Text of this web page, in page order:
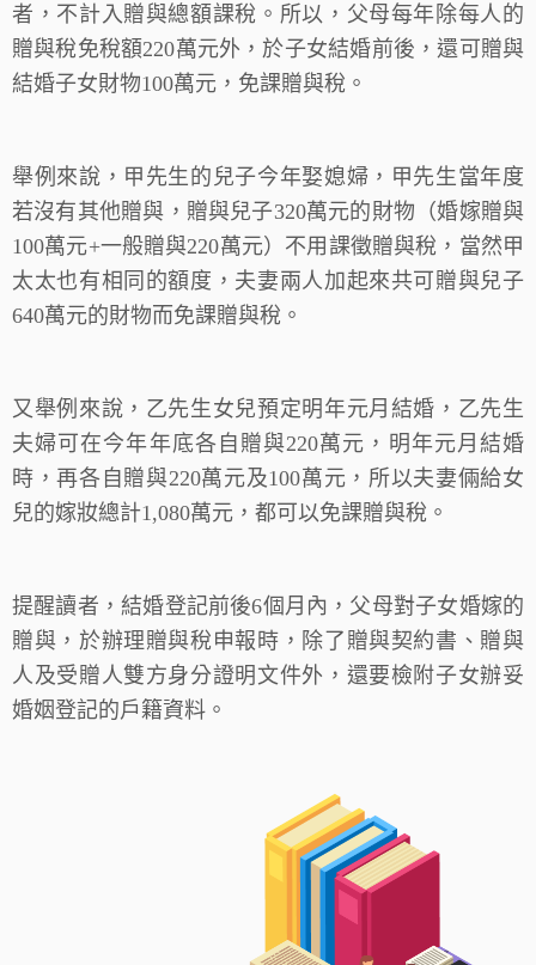
者，不計入贈與總額課稅。所以，父母每年除每人的
贈與稅免稅額220萬元外，於子女結婚前後，還可贈與
結婚子女財物100萬元，免課贈與稅。
舉例來說，甲先生的兒子今年娶媳婦，甲先生當年度
若沒有其他贈與，贈與兒子320萬元的財物（婚嫁贈與
100萬元+一般贈與220萬元）不用課徵贈與稅，當然甲
太太也有相同的額度，夫妻兩人加起來共可贈與兒子
640萬元的財物而免課贈與稅。
又舉例來說，乙先生女兒預定明年元月結婚，乙先生
夫婦可在今年年底各自贈與220萬元，明年元月結婚
時，再各自贈與220萬元及100萬元，所以夫妻倆給女
兒的嫁妝總計1,080萬元，都可以免課贈與稅。
提醒讀者，結婚登記前後6個月內，父母對子女婚嫁的
贈與，於辦理贈與稅申報時，除了贈與契約書、贈與
人及受贈人雙方身分證明文件外，還要檢附子女辦妥
婚姻登記的戶籍資料。